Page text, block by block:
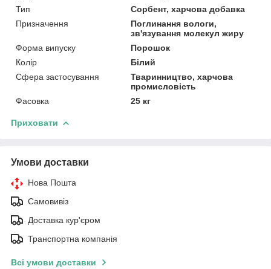
Тип
Сорбент, харчова добавка
Призначення
Поглинання вологи,
зв'язування молекул жиру
Форма випуску
Порошок
Колір
Білий
Сфера застосування
Тваринництво, харчова
промисловість
Фасовка
25 кг
Приховати
Умови доставки
Нова Пошта
Самовивіз
Доставка кур'єром
Транспортна компанія
Всі умови доставки